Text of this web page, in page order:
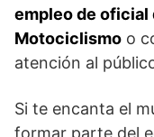
empleo de oficial
Motociclismo o
atención al
Si te encanta el
formar parte del